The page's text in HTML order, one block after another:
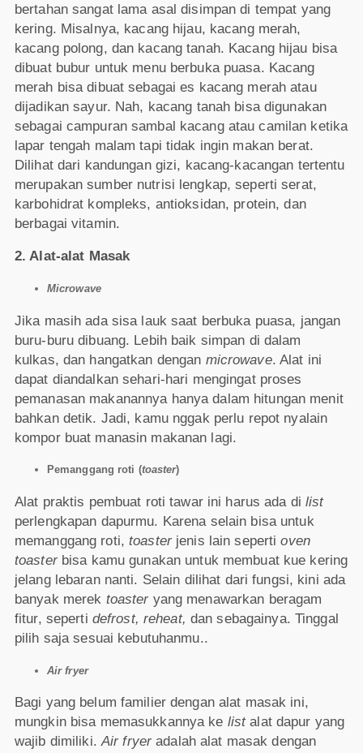
bertahan sangat lama asal disimpan di tempat yang
kering. Misalnya, kacang hijau, kacang merah,
kacang polong, dan kacang tanah. Kacang hijau bisa
dibuat bubur untuk menu berbuka puasa. Kacang
merah bisa dibuat sebagai es kacang merah atau
dijadikan sayur. Nah, kacang tanah bisa digunakan
sebagai campuran sambal kacang atau camilan ketika
lapar tengah malam tapi tidak ingin makan berat.
Dilihat dari kandungan gizi, kacang-kacangan tertentu
merupakan sumber nutrisi lengkap, seperti serat,
karbohidrat kompleks, antioksidan, protein, dan
berbagai vitamin.
2. Alat-alat Masak
Microwave
Jika masih ada sisa lauk saat berbuka puasa, jangan
buru-buru dibuang. Lebih baik simpan di dalam
kulkas, dan hangatkan dengan microwave. Alat ini
dapat diandalkan sehari-hari mengingat proses
pemanasan makanannya hanya dalam hitungan menit
bahkan detik. Jadi, kamu nggak perlu repot nyalain
kompor buat manasin makanan lagi.
Pemanggang roti (toaster)
Alat praktis pembuat roti tawar ini harus ada dilist
perlengkapan dapurmu. Karena selain bisa untuk
memanggang roti,toasterjenis lain sepertioven
toaster bisa kamu gunakan untuk membuat kue kering
jelang lebaran nanti. Selain dilihat dari fungsi, kini ada
banyak merek toaster yang menawarkan beragam
fitur, seperti defrost, reheat, dan sebagainya. Tinggal
pilih saja sesuai kebutuhanmu..
Air fryer
Bagi yang belum familier dengan alat masak ini,
mungkin bisa memasukkannya ke listalat dapur yang
wajib dimiliki.Air fryeradalah alat masak dengan